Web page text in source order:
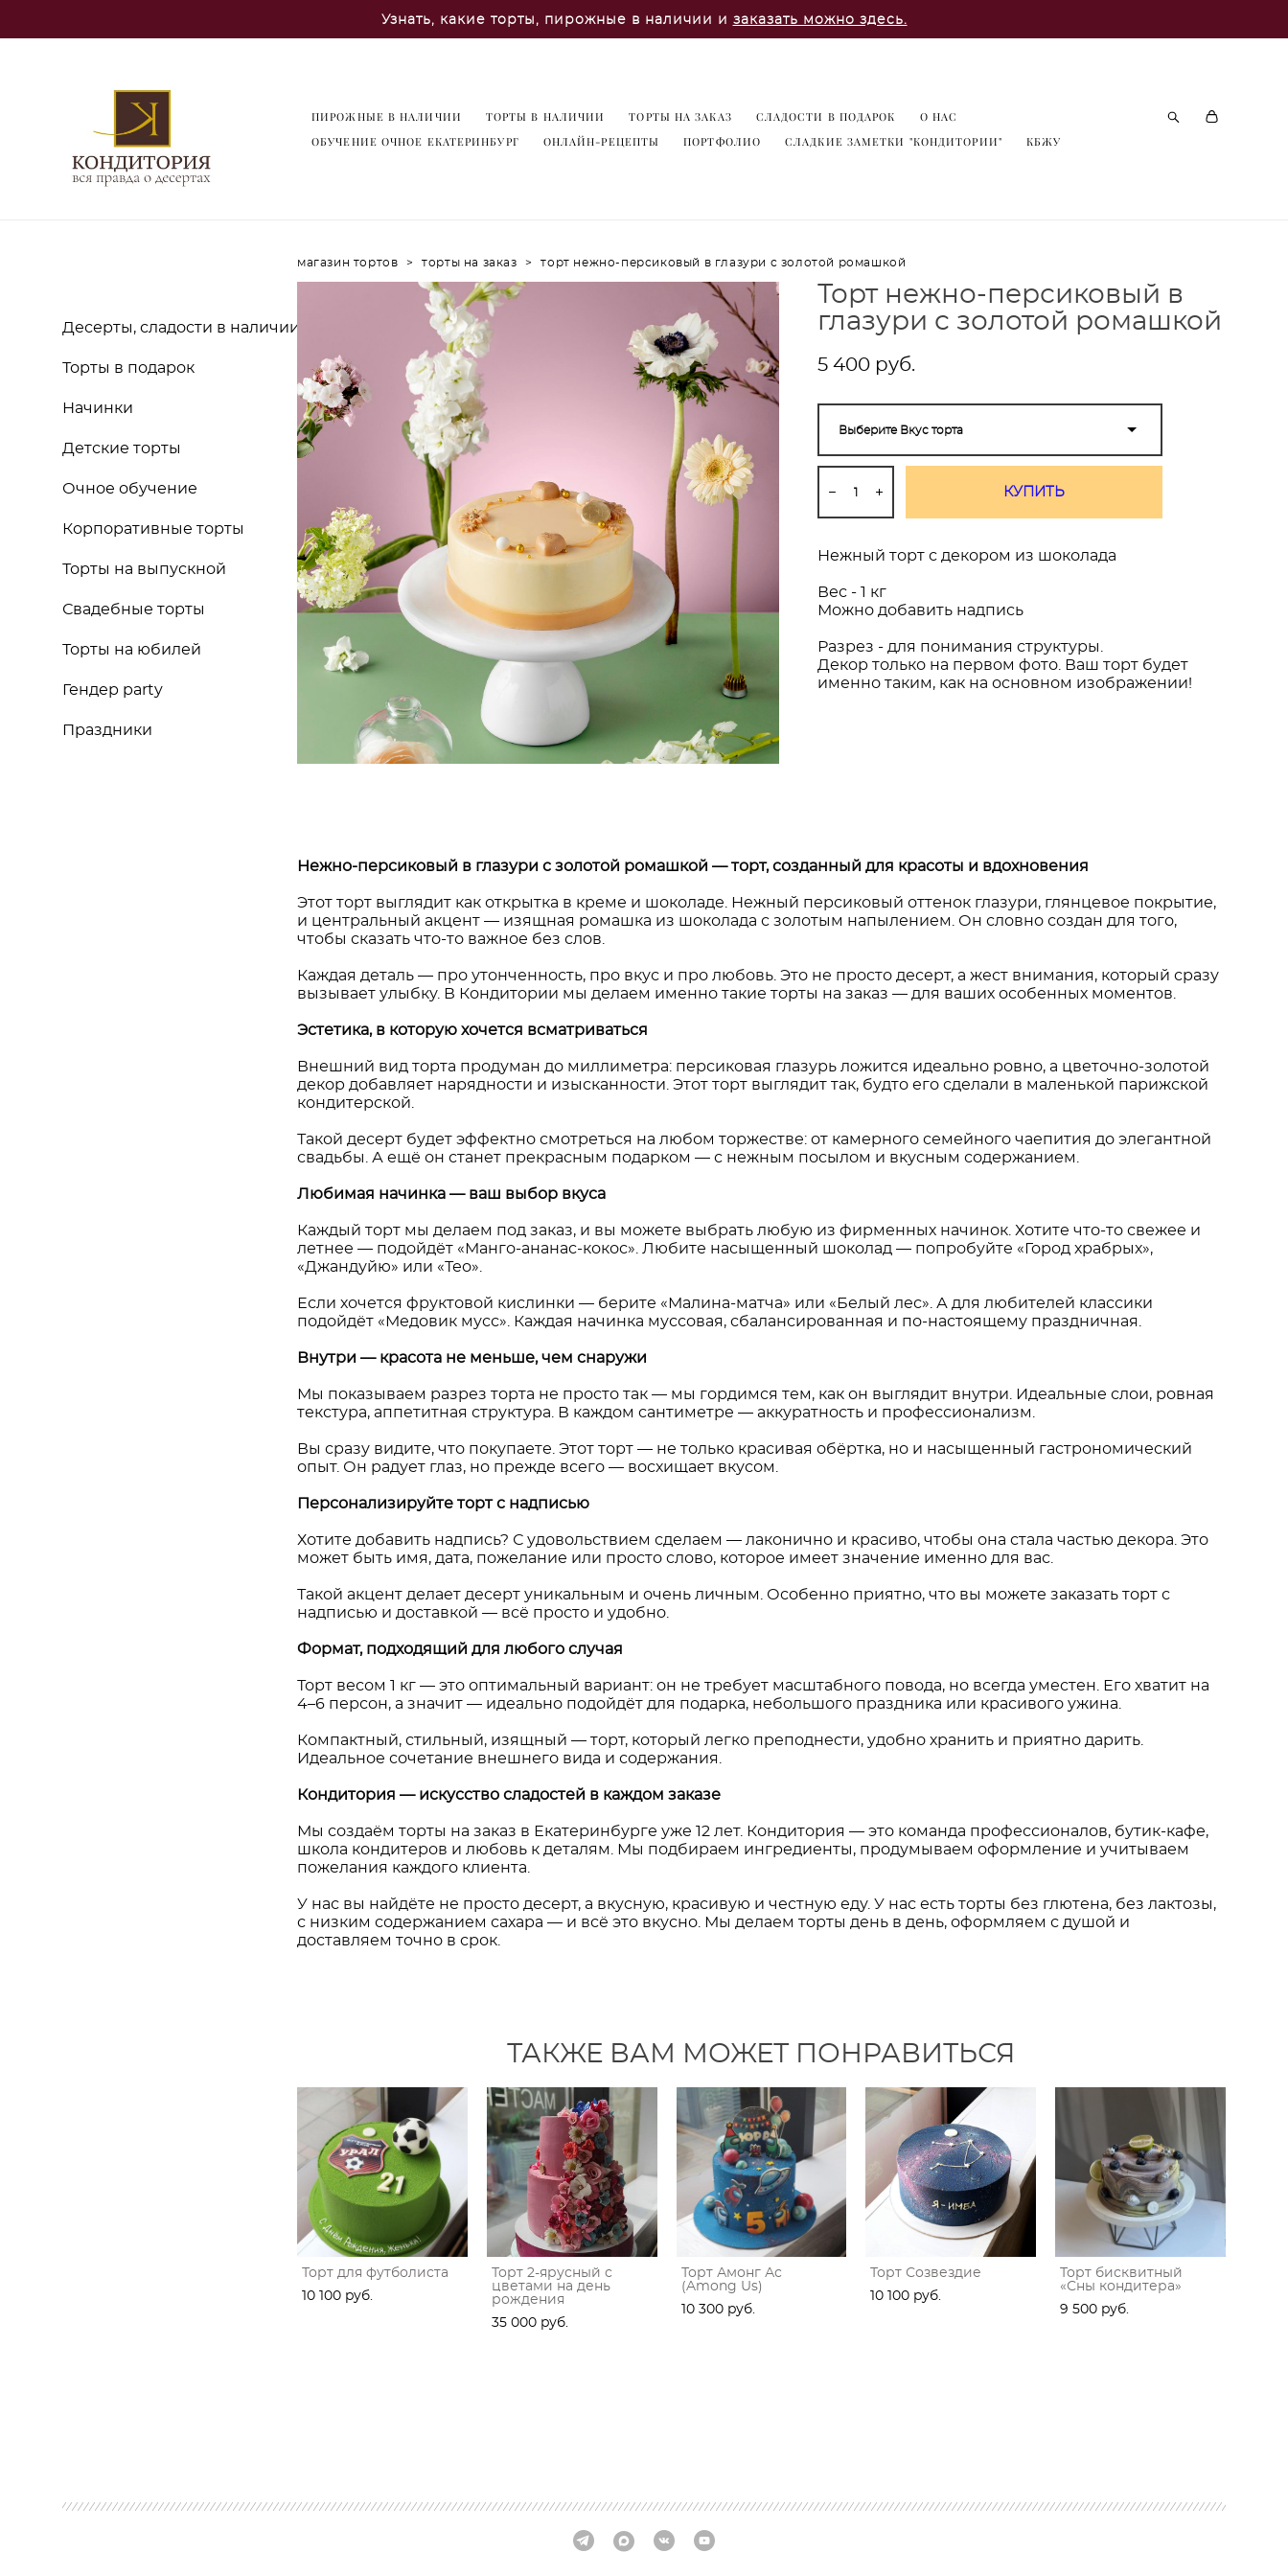
Узнать, какие торты, пирожные в наличии и заказать можно здесь.
ПИРОЖНЫЕ В НАЛИЧИИ ТОРТЫ В НАЛИЧИИ ТОРТЫ НА ЗАКАЗ СЛАДОСТИ В ПОДАРОК
О НАС
ОБУЧЕНИЕ ОЧНОЕ ЕКАТЕРИНБУРГ
ОНЛАЙН-РЕЦЕПТЫ ПОРТФОЛИО СЛАДКИЕ ЗАМЕТКИ "КОНДИТОРИИ" КБЖУ
Десерты, сладости в наличии
Торты в подарок
Начинки
Детские торты
Очное обучение
Корпоративные торты
Торты на выпускной
Свадебные торты
Торты на юбилей
Гендер party
Праздники
магазин тортов > торты на заказ > торт нежно-персиковый в глазури с золотой ромашкой
Торт нежно-персиковый в
глазури с золотой ромашкой
5 400 pуб.
Выберите Вкус торта
КУПИТЬ
Нежный торт с декором из шоколада
Вес - 1 кг
Можно добавить надпись
Разрез - для понимания структуры.
Декор только на первом фото. Ваш торт будет
именно таким, как на основном изображении!
Нежно-персиковый в глазури с золотой ромашкой — торт, созданный для красоты и вдохновения
Этот торт выглядит как открытка в креме и шоколаде. Нежный персиковый оттенок глазури, глянцевое покрытие,
и центральный акцент — изящная ромашка из шоколада с золотым напылением. Он словно создан для того,
чтобы сказать что-то важное без слов.
Каждая деталь — про утонченность, про вкус и про любовь. Это не просто десерт, а жест внимания, который сразу
вызывает улыбку. В Кондитории мы делаем именно такие торты на заказ — для ваших особенных моментов.
Эстетика, в которую хочется всматриваться
Внешний вид торта продуман до миллиметра: персиковая глазурь ложится идеально ровно, а цветочно-золотой
декор добавляет нарядности и изысканности. Этот торт выглядит так, будто его сделали в маленькой парижской
кондитерской.
Такой десерт будет эффектно смотреться на любом торжестве: от камерного семейного чаепития до элегантной
свадьбы. А ещё он станет прекрасным подарком — с нежным посылом и вкусным содержанием.
Любимая начинка — ваш выбор вкуса
Каждый торт мы делаем под заказ, и вы можете выбрать любую из фирменных начинок. Хотите что-то свежее и
летнее — подойдёт «Манго-ананас-кокос». Любите насыщенный шоколад — попробуйте «Город храбрых»,
«Джандуйю» или «Тео».
Если хочется фруктовой кислинки — берите «Малина-матча» или «Белый лес». А для любителей классики
подойдёт «Медовик мусс». Каждая начинка муссовая, сбалансированная и по-настоящему праздничная.
Внутри — красота не меньше, чем снаружи
Мы показываем разрез торта не просто так — мы гордимся тем, как он выглядит внутри. Идеальные слои, ровная
текстура, аппетитная структура. В каждом сантиметре — аккуратность и профессионализм.
Вы сразу видите, что покупаете. Этот торт — не только красивая обёртка, но и насыщенный гастрономический
опыт. Он радует глаз, но прежде всего — восхищает вкусом.
Персонализируйте торт с надписью
Хотите добавить надпись? С удовольствием сделаем — лаконично и красиво, чтобы она стала частью декора. Это
может быть имя, дата, пожелание или просто слово, которое имеет значение именно для вас.
Такой акцент делает десерт уникальным и очень личным. Особенно приятно, что вы можете заказать торт с
надписью и доставкой — всё просто и удобно.
Формат, подходящий для любого случая
Торт весом 1 кг — это оптимальный вариант: он не требует масштабного повода, но всегда уместен. Его хватит на
4–6 персон, а значит — идеально подойдёт для подарка, небольшого праздника или красивого ужина.
Компактный, стильный, изящный — торт, который легко преподнести, удобно хранить и приятно дарить.
Идеальное сочетание внешнего вида и содержания.
Кондитория — искусство сладостей в каждом заказе
Мы создаём торты на заказ в Екатеринбурге уже 12 лет. Кондитория — это команда профессионалов, бутик-кафе,
школа кондитеров и любовь к деталям. Мы подбираем ингредиенты, продумываем оформление и учитываем
пожелания каждого клиента.
У нас вы найдёте не просто десерт, а вкусную, красивую и честную еду. У нас есть торты без глютена, без лактозы,
с низким содержанием сахара — и всё это вкусно. Мы делаем торты день в день, оформляем с душой и
доставляем точно в срок.
ТАКЖЕ ВАМ МОЖЕТ ПОНРАВИТЬСЯ
Торт для футболиста
10 100 pуб.
Торт 2-ярусный с
цветами на день
рождения
35 000 pуб.
Торт Амонг Ас
(Among Us)
10 300 pуб.
Торт Созвездие
10 100 pуб.
Торт бисквитный
«Сны кондитера»
9 500 pуб.